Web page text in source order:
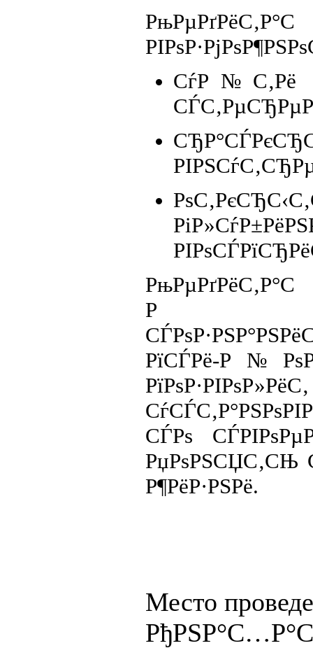
СѓР№С‚Рё
Р
РїСЃРё-
РїРѕР·РІРѕР»РёС‚
СЃРѕ
РџРѕРЅСЏС‚СЊ
Р¶РёР·РЅРё.
Место